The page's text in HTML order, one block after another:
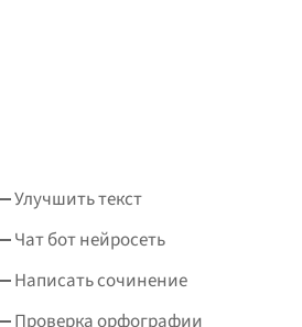
Улучшить текст
Чат бот нейросеть
Написать сочинение
Проверка орфографии